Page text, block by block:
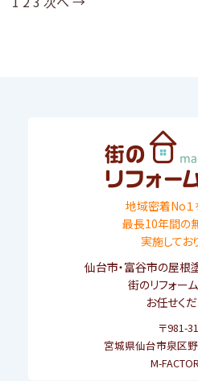
地域密着No１
最長10年間の
実施してお
仙台市・富谷市の屋根
街のリフォー
お任せくだ
〒981-
宮城県仙台市泉区
M-